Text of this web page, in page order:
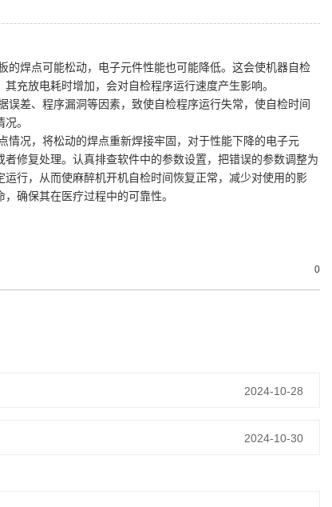
焊点可能松动，电子元件性能也可能降低。这会使机器自检
充放电耗时增加，会对自检程序运行速度产生影响。
差、程序漏洞等因素，致使自检程序运行失常，使自检时间
。
况，将松动的焊点重新焊接牢固，对于性能下降的电子元
修复处理。认真排查软件中的参数设置，把错误的参数调整为
行，从而使麻醉机开机自检时间恢复正常，减少对使用的影
确保其在医疗过程中的可靠性。
0
2024-10-28
2024-10-30